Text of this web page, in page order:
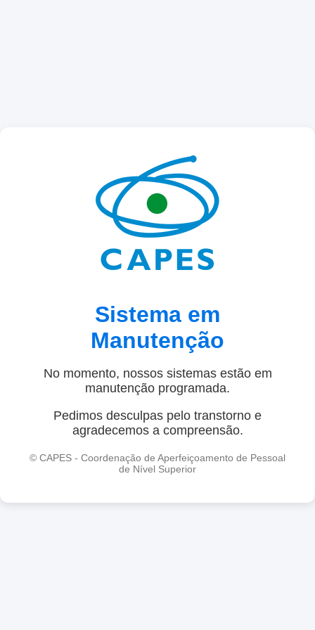
Sistema em
Manutenção
No momento, nossos sistemas estão em
manutenção programada.
Pedimos desculpas pelo transtorno e
agradecemos a compreensão.
© CAPES - Coordenação de Aperfeiçoamento de Pessoal
de Nível Superior